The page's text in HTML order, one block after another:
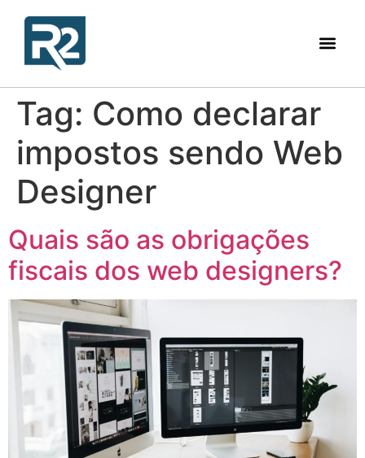
Tag: Como declarar
impostos sendo Web
Designer
Quais são as obrigações
fiscais dos web designers?